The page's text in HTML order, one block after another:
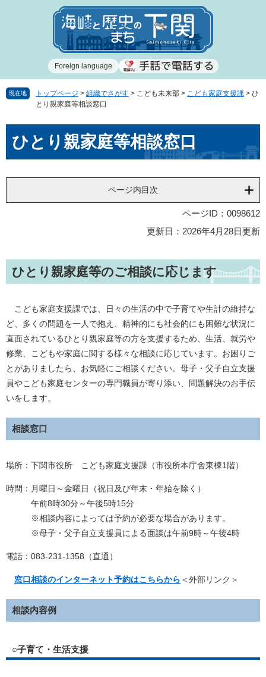
で
ば
Foreign language
現在地 トップページ > 組織でさがす > こども未来部 > こども家庭支援課 > ひ
とり親家庭等相談窓口
文ひとり親家庭等相談窓口
ページ内目次
ページID：0098612
更新日：2026年4月28日更新
ひとり親家庭等のご相談に応じます
こども家庭支援課では、日々の生活の中で子育てや生計の維持な
ど、多くの問題を一人で抱え、精神的にも社会的にも困難な状況に
直面されているひとり親家庭等の方を支援するため、生活、就労や
修業、こどもや家庭に関する様々な相談に応じています。お困りご
とがありましたら、お気軽にご相談ください。母子・父子自立支援
員やこども家庭センターの専門職員が寄り添い、問題解決のお手伝
いをします。
相談窓口
場所：下関市役所 こども家庭支援課（市役所本庁舎東棟1階）
時間：月曜日～金曜日（祝日及び年末・年始を除く）
午前8時30分～午後5時15分
※相談内容によっては予約が必要な場合があります。
※母子・父子自立支援員による面談は午前9時～午後4時
電話：083-231-1358（直通）
窓口相談のインターネット予約はこちらから ＜外部リンク＞
相談内容例
○子育て・生活支援